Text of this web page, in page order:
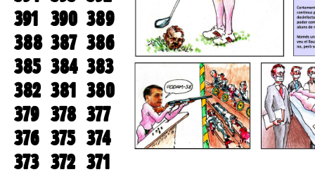
391 390 389
388 387 386
385 384 383
382 381 380
379 378 377
376 375 374
373 372 371